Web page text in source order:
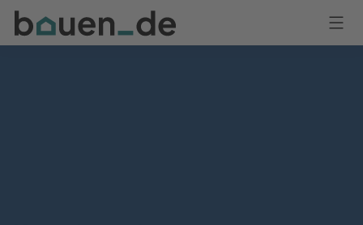
Bauen
Logo